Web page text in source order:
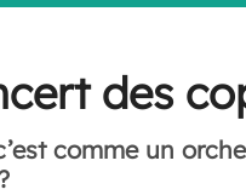
des
comme un